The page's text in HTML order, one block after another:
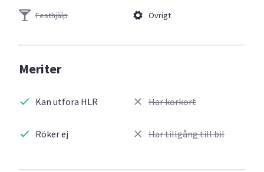
Festhjälp
Övrigt
Meriter
Kan utföra HLR
Röker ej
Har körkort
Har tillgång till bil